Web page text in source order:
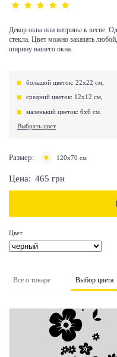
Декор окна или витрины к весне.
стекла. Цвет можно заказать
ширину вашего окна.
большой цветок: 22х22 см,
средний цветок: 12х12 см,
маленький цветок: 6х6 см.
Выбрать цвет
Размер: 120х70 см
Цена: 465 грн
Цвет
Все о товаре Выбор цвета